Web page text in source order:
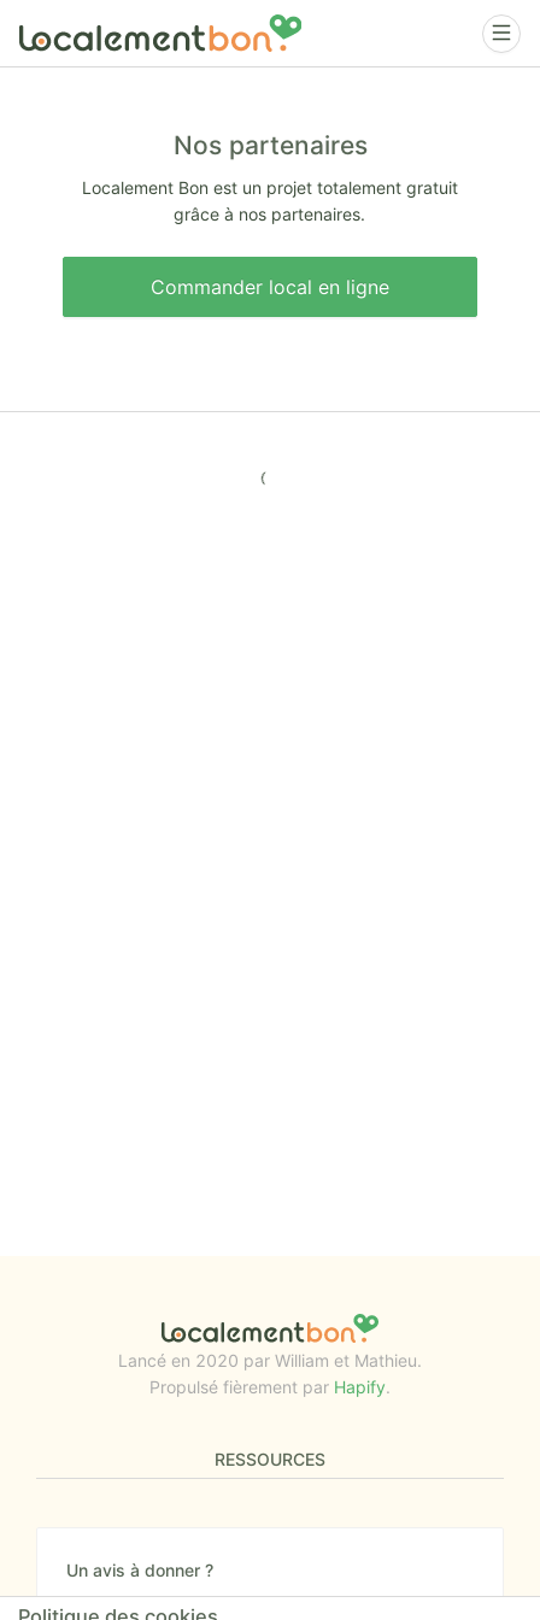
Nos partenaires
Localement Bon est un projet totalement gratuit
grâce à nos partenaires.
Commander local en ligne
Lancé en 2020 par William et Mathieu.
Propulsé fièrement par Hapify.
RESSOURCES
Un avis à donner ?
Donnez nous votre avis sur le site ou proposez